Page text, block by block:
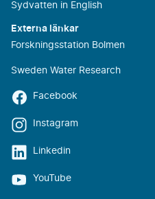
Sydvatten in English
Externa länkar
Forskningsstation Bolmen
Sweden Water Research
Facebook
Instagram
Linkedin
YouTube